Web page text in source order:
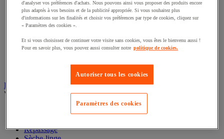
Casserole
Couvercle et accessoires
Plat à four
Plat à usage spécifique
Buanderie
Voir toute la catégorie
Accessoires gros électroménager et buanderie
Repassage
d'analyser vos préférences d'achats. Nous pouvons ainsi vous proposer des produits encore
plus adaptés à vos besoins et de la publicité appropriée. Si vous souhaitez plus
d'informations sur les finalités et choisir vos préférences par type de cookies, cliquez sur
« Paramètres des cookies ».
Et si vous choisissez de continuer votre visite sans cookies, vous êtes le bienvenu aussi !
Pour en savoir plus, vous pouvez aussi consulter notre politique de cookies.
Autoriser tous les cookies
Paramètres des cookies